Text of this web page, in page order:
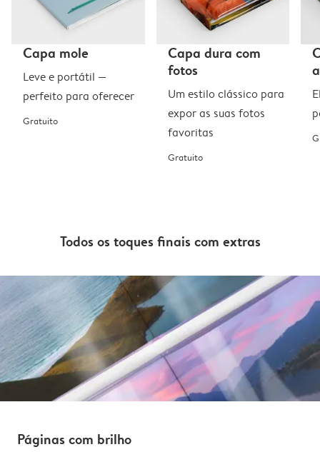
Capa mole
Leve e portátil —
perfeito para oferecer
Gratuito
Capa dura com
fotos
Um estilo clássico para
expor as suas fotos
favoritas
Gratuito
Todos os toques finais com extras
Páginas com brilho